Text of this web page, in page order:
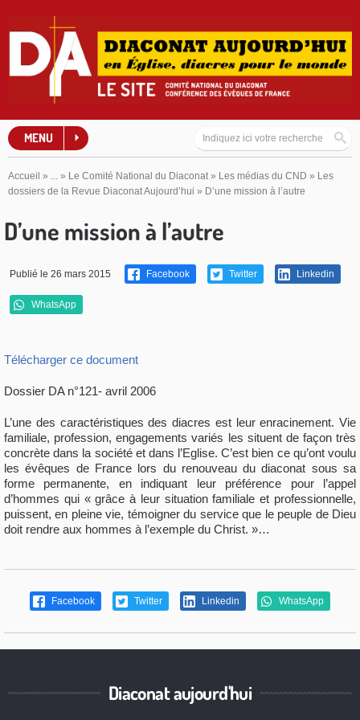
MENU
Accueil » » Le Comité National du Diaconat » Les médias du CND » Les
dossiers de la Revue Diaconat Aujourd’hui » D’une mission à l’autre
D’une mission à l’autre
Publié le 26 mars 2015 Facebook Twitter Linkedin
WhatsApp
Télécharger ce document
Dossier DA n°121- avril 2006
L’une des caractéristiques des diacres est leur enracinement. Vie
familiale, profession, engagements variés les situent de façon très
concrète dans la société et dans l’Eglise. C’est bien ce qu’ont voulu
les évêques de France lors du renouveau du diaconat sous sa
forme permanente, en indiquant leur préférence pour l’appel
d’hommes qui « grâce à leur situation familiale et professionnelle,
puissent, en pleine vie, témoigner du service que le peuple de Dieu
doit rendre aux hommes à l’exemple du Christ. »…
Facebook Twitter Linkedin WhatsApp
Diaconat aujourd'hui